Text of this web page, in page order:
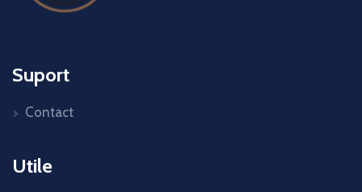
Suport
Contact
Utile